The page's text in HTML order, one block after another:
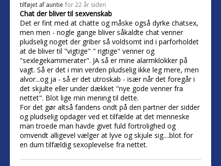
tilføjet af auntie for 22 år siden
Chat der bliver til sexvenskab
Det er fint med at chatte og måske også dyrke chatsex,
men men - nogle gange bliver såkaldte chat venner
pludselig noget der griber så voldsomt ind i parforholdet
at de bliver til "vigtige" " rigtige" venner og
"sexlegekammerater". JA så er mine alarmklokker på
vagt. Så er det i min verden pludselig ikke leg mere, men
alvor...og ja - så er det utroskab - især når det foregår i
det skjulte eller under dækket "nye gode venner fra
nettet". Blot lige min mening til dette.
For det gør altså fandens ondt på den partner der sidder
og pludselig opdager ved et tilfælde at det menneske
man troede man havde givet fuld fortrolighed og
omvendt alligevel vælger at lyve og skjule sig....blot for
en dum tilfældig sexoplevelse fra nettet.